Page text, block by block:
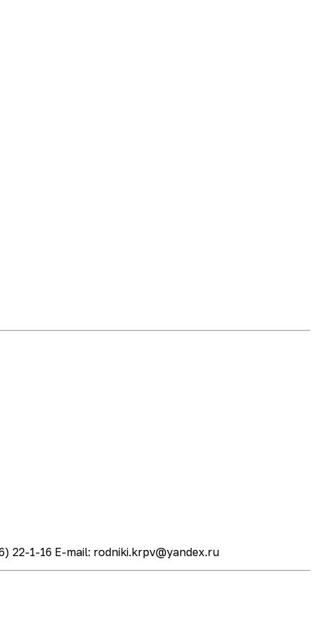
22-1-16 E-mail: rodniki.krpv@yandex.ru